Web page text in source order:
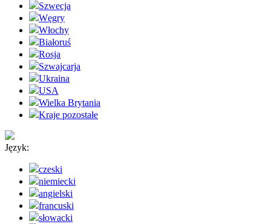
Szwecja
Węgry
Włochy
Białoruś
Rosja
Szwajcarja
Ukraina
USA
Wielka Brytania
Kraje pozostałe
Język:
czeski
niemiecki
angielski
francuski
słowacki